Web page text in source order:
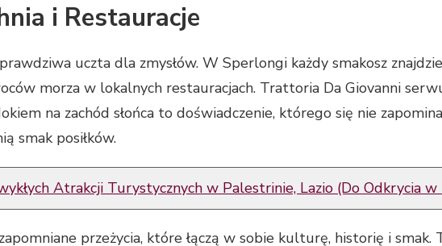
i Restauracje
uczta dla zmysłów. W Sperlongi każdy smakosz
morza w lokalnych restauracjach. Trattoria Da Giovanni
na zachód słońca to doświadczenie, którego się nie
smak posiłków.
Atrakcji Turystycznych w Palestrinie, Lazio (Do Odkrycia w
przeżycia, które łączą w sobie kulturę, historię i